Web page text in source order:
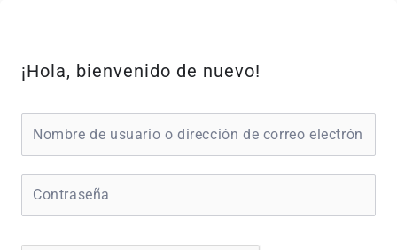
contenido
¡Hola, bienvenido de nuevo!